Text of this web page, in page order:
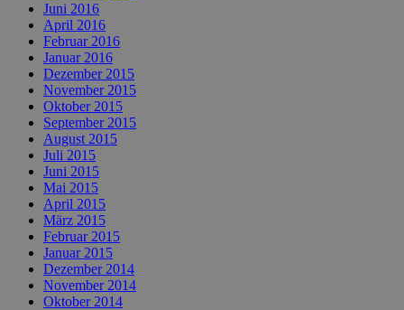
Juni 2016
April 2016
Februar 2016
Januar 2016
Dezember 2015
November 2015
Oktober 2015
September 2015
August 2015
Juli 2015
Juni 2015
Mai 2015
April 2015
März 2015
Februar 2015
Januar 2015
Dezember 2014
November 2014
Oktober 2014